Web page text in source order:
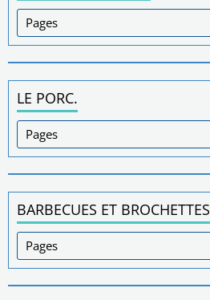
LE PORC.
BARBECUES ET BROCHETTES